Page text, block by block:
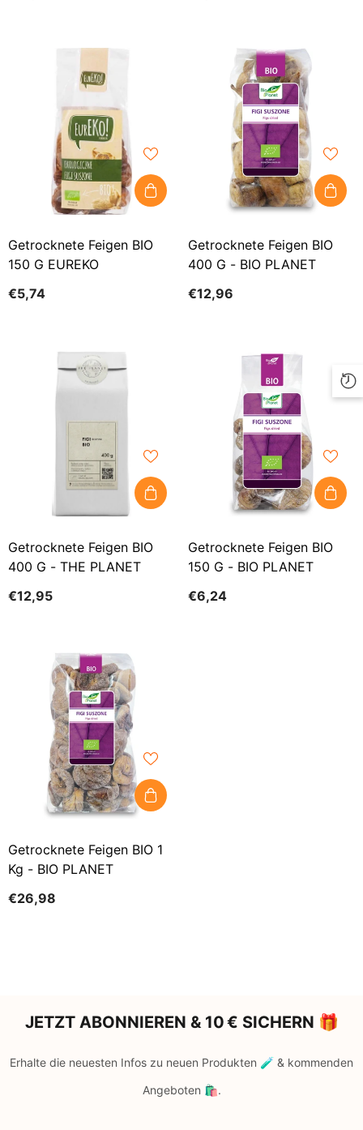
Getrocknete Feigen BIO
150 G EUREKO
€5,74
Getrocknete Feigen BIO
400 G - BIO PLANET
€12,96
Getrocknete Feigen BIO
400 G - THE PLANET
€12,95
Getrocknete Feigen BIO
150 G - BIO PLANET
€6,24
Getrocknete Feigen BIO 1
Kg - BIO PLANET
€26,98
JETZT ABONNIEREN & 10 € SICHERN 🎁
Erhalte die neuesten Infos zu neuen Produkten 🧪 & kommenden
Angeboten 🛍️.